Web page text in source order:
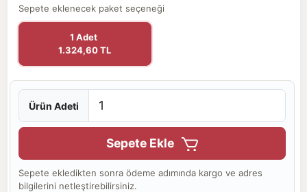
Sepete eklenecek paket seçeneği
1 Adet
1.324,60 TL
Ürün Adeti
Sepete Ekle
Sepete ekledikten sonra ödeme adımında kargo ve adres
bilgilerini netleştirebilirsiniz.